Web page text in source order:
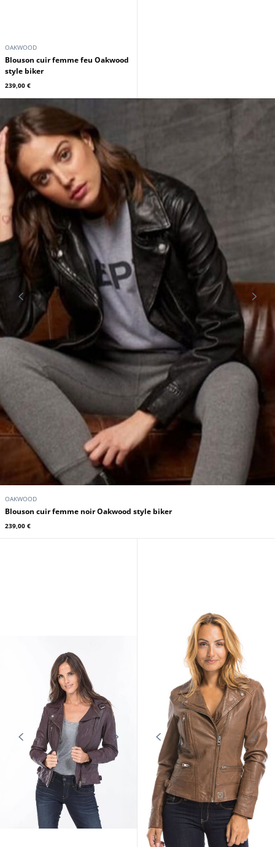
OAKWOOD
Blouson cuir femme feu Oakwood
style biker
239,00 €
OAKWOOD
Blouson cuir femme noir Oakwood style biker
239,00 €